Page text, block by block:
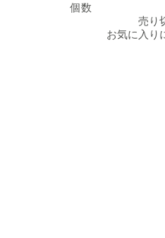
個数「鰹のたたき」の
売り
お気に入り